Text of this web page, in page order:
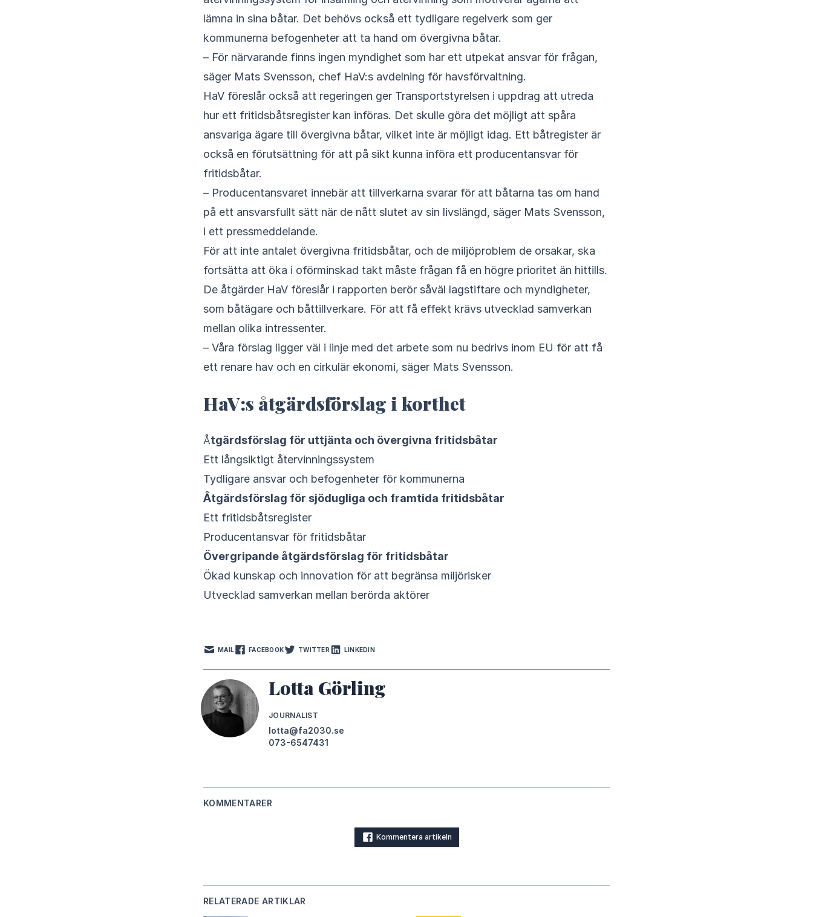
lämna in sina båtar. Det behövs också ett tydligare regelverk som ger
kommunerna befogenheter att ta hand om övergivna båtar.
– För närvarande finns ingen myndighet som har ett utpekat ansvar för frågan,
säger Mats Svensson, chef HaV:s avdelning för havsförvaltning.
HaV föreslår också att regeringen ger Transportstyrelsen i uppdrag att utreda
hur ett fritidsbåtsregister kan införas. Det skulle göra det möjligt att spåra
ansvariga ägare till övergivna båtar, vilket inte är möjligt idag. Ett båtregister är
också en förutsättning för att på sikt kunna införa ett producentansvar för
fritidsbåtar.
– Producentansvaret innebär att tillverkarna svarar för att båtarna tas om hand
på ett ansvarsfullt sätt när de nått slutet av sin livslängd, säger Mats Svensson,
i ett pressmeddelande.
För att inte antalet övergivna fritidsbåtar, och de miljöproblem de orsakar, ska
fortsätta att öka i oförminskad takt måste frågan få en högre prioritet än hittills.
De åtgärder HaV föreslår i rapporten berör såväl lagstiftare och myndigheter,
som båtägare och båttillverkare. För att få effekt krävs utvecklad samverkan
mellan olika intressenter.
– Våra förslag ligger väl i linje med det arbete som nu bedrivs inom EU för att få
ett renare hav och en cirkulär ekonomi, säger Mats Svensson.
HaV:s åtgärdsförslag i korthet
Åtgärdsförslag för uttjänta och övergivna fritidsbåtar
Ett långsiktigt återvinningssystem
Tydligare ansvar och befogenheter för kommunerna
Åtgärdsförslag för sjödugliga och framtida fritidsbåtar
Ett fritidsbåtsregister
Producentansvar för fritidsbåtar
Övergripande åtgärdsförslag för fritidsbåtar
Ökad kunskap och innovation för att begränsa miljörisker
Utvecklad samverkan mellan berörda aktörer
MAIL FACEBOOK TWITTER LINKEDIN
Lotta Görling
JOURNALIST
lotta@fa2030.se
073-6547431
KOMMENTARER
Kommentera artikeln
RELATERADE ARTIKLAR